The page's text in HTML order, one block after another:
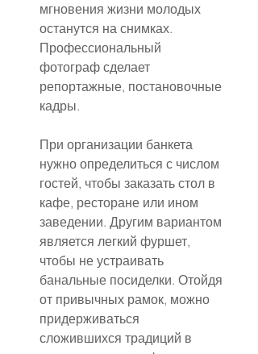
мгновения жизни молодых
останутся на снимках.
Профессиональный
фотограф сделает
репортажные, постановочные
кадры.
При организации банкета
нужно определиться с числом
гостей, чтобы заказать стол в
кафе, ресторане или ином
заведении. Другим вариантом
является легкий фуршет,
чтобы не устраивать
банальные посиделки. Отойдя
от привычных рамок, можно
придерживаться
сложившихся традиций в